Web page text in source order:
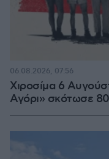
Χιροσίμα 6
Αγόρι» σκότωσε
06.08.2026, 07:56